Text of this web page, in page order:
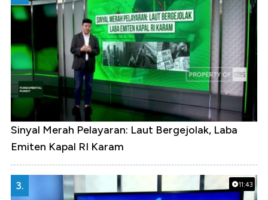
Sinyal Merah Pelayaran: Laut Bergejolak, Laba
Emiten Kapal RI Karam
11:43
3.